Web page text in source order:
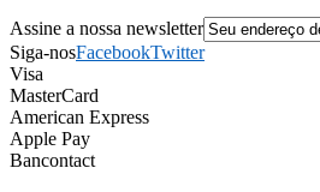
Assine a nossa newsletter
Siga-nosFacebookTwitter
Visa
MasterCard
American Express
Apple Pay
Bancontact